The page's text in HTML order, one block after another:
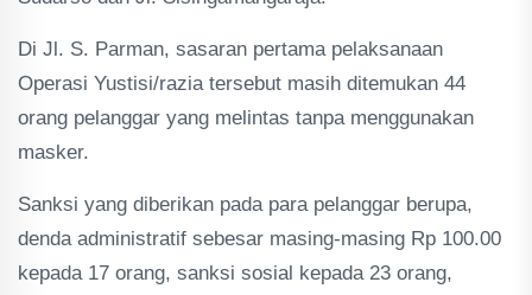
Di Jl. S. Parman, sasaran pertama pelaksanaan
Operasi Yustisi/razia tersebut masih ditemukan 44
orang pelanggar yang melintas tanpa menggunakan
masker.
Sanksi yang diberikan pada para pelanggar berupa,
denda administratif sebesar masing-masing Rp 100.00
kepada 17 orang, sanksi sosial kepada 23 orang,